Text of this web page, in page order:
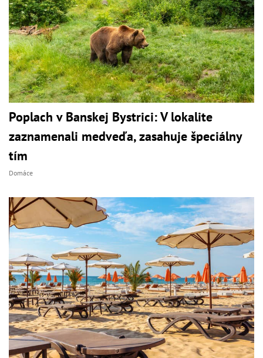
Poplach v Banskej Bystrici: V lokalite
zaznamenali medveďa, zasahuje špeciálny
tím
Domáce